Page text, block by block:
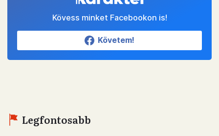
Kövess minket Facebookon is!
Követem!
Legfontosabb